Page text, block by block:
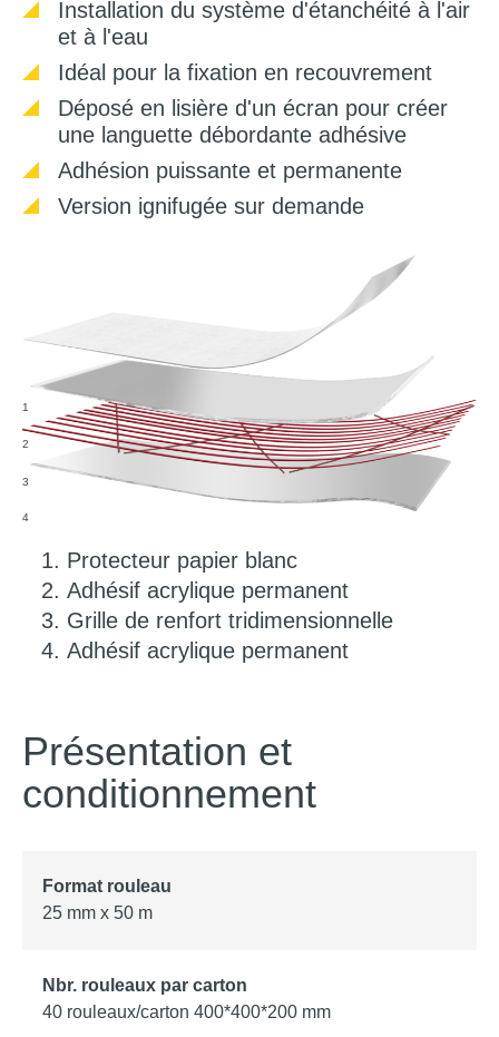
Installation du système d'étanchéité à l'air
et à l'eau
Idéal pour la fixation en recouvrement
Déposé en lisière d'un écran pour créer
une languette débordante adhésive
Adhésion puissante et permanente
Version ignifugée sur demande
4
3
2
1
Protecteur papier blanc
Adhésif acrylique permanent
Grille de renfort tridimensionnelle
Adhésif acrylique permanent
Présentation et
conditionnement
25 mm x 50 m
40 rouleaux/carton 400*400*200 mm